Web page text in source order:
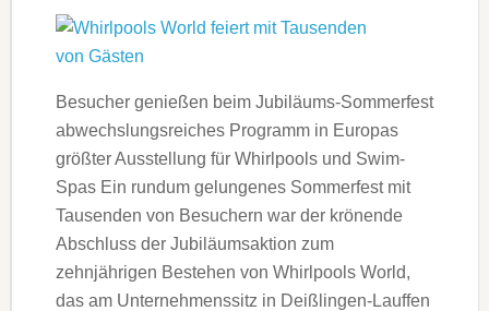
Besucher genießen beim Jubiläums-Sommerfest
abwechslungsreiches Programm in Europas
größter Ausstellung für Whirlpools und Swim-
Spas Ein rundum gelungenes Sommerfest mit
Tausenden von Besuchern war der krönende
Abschluss der Jubiläumsaktion zum
zehnjährigen Bestehen von Whirlpools World,
das am Unternehmenssitz in Deißlingen-Lauffen